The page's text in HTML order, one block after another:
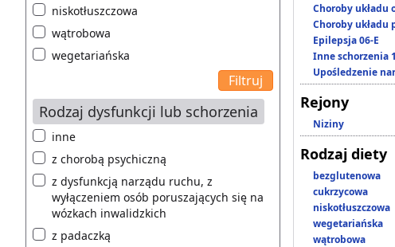
niskotłuszczowa
wątrobowa
wegetariańska
Rodzaj dysfunkcji lub schorzenia
inne
z chorobą psychiczną
z dysfunkcją narządu ruchu, z
wyłączeniem osób poruszających się na
wózkach inwalidzkich
z padaczką
Choroby układu
Choroby układu
Epilepsja 06-E
Inne schorzenia
Upośledzenie
Rejony
Niziny
Rodzaj diety
bezglutenowa
cukrzycowa
niskotłuszczowa
wegetariańska
wątrobowa